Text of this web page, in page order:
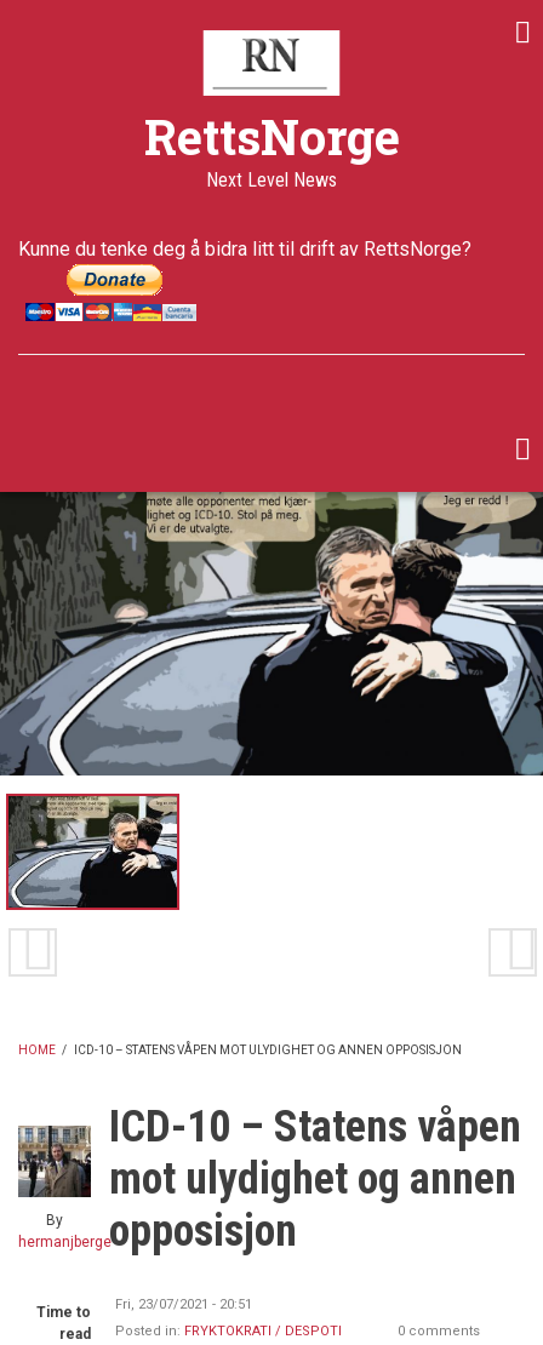
RettsNorge
Next Level News
Kunne du tenke deg å bidra litt til drift av RettsNorge?
HOME / ICD-10 – STATENS VÅPEN MOT ULYDIGHET OG ANNEN OPPOSISJON
By
hermanjberge
Time to
read
ICD-10 – Statens våpen
mot ulydighet og annen
opposisjon
Fri, 23/07/2021 - 20:51
Posted in: FRYKTOKRATI / DESPOTI 0 comments